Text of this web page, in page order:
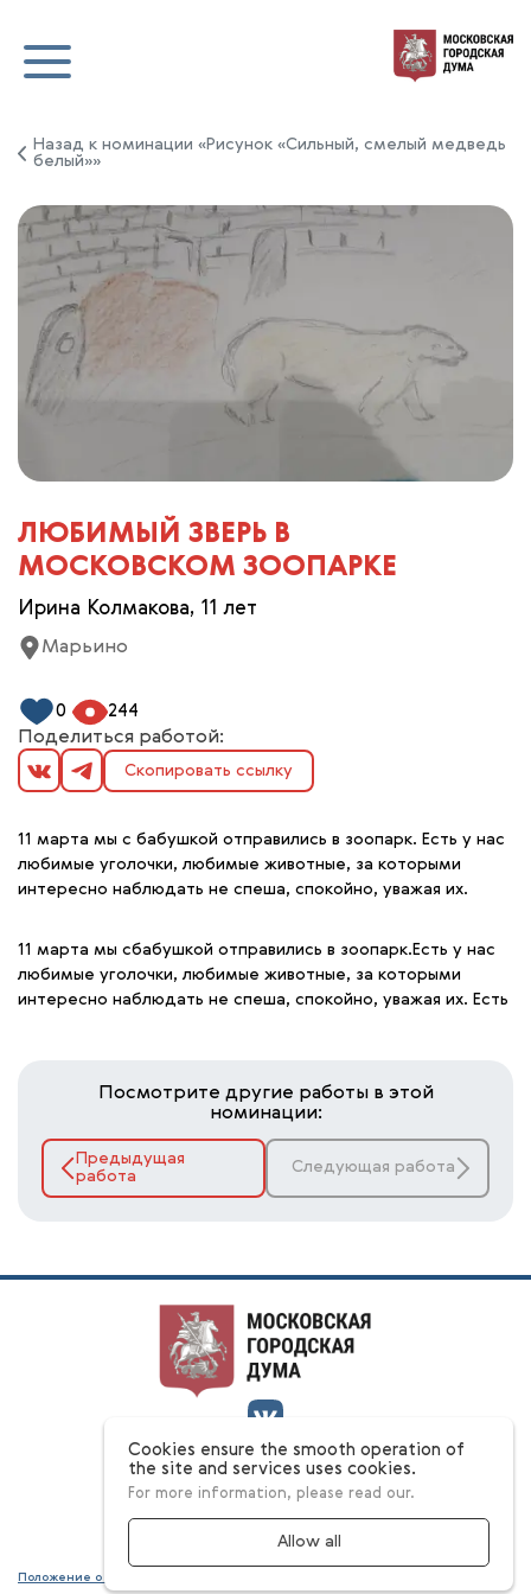
Назад к номинации «Рисунок «Сильный, смелый медведь
белый»»
ЛЮБИМЫЙ ЗВЕРЬ В
МОСКОВСКОМ ЗООПАРКЕ
Ирина Колмакова, 11 лет
Марьино
0 244
Поделиться работой:
Скопировать ссылку
11 марта мы с бабушкой отправились в зоопарк. Есть у нас
любимые уголочки, любимые животные, за которыми
интересно наблюдать не спеша, спокойно, уважая их.
11 марта мы сбабушкой отправились в зоопарк.Есть у нас
любимые уголочки, любимые животные, за которыми
интересно наблюдать не спеша, спокойно, уважая их. Есть
Посмотрите другие работы в этой
номинации:
Предыдущая
работа
Следующая работа
О конкурсе
Номинации
Ответы на вопросы
Положение о конкурсе
Cookies ensure the smooth operation of
the site and services uses cookies.
For more information, please read our.
Allow all